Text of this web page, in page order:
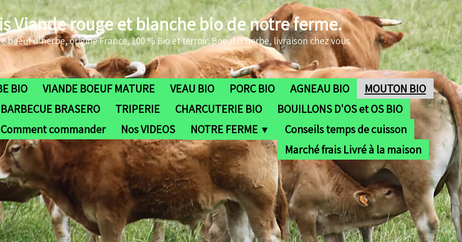
Viande rouge et blanche bio de notre ferme.
d'herbe, origine France, 100 % Bio et terroir. Boeuf d'herbe, livraison chez vous
BIO VIANDE BOEUF MATURE VEAU BIO PORC BIO AGNEAU BIO
MOUTON BIO
BARBECUE BRASERO TRIPERIE CHARCUTERIE BIO
BOUILLONS D'OS et OS BIO
Comment commander
Nos VIDEOS NOTRE FERME ▼
Conseils temps de cuisson
Marché frais Livré à la maison